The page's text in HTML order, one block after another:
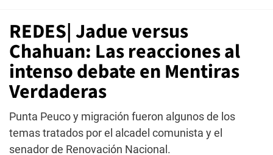
REDES| Jadue versus
Chahuan: Las reacciones al
intenso debate en Mentiras
Verdaderas
Punta Peuco y migración fueron algunos de los
temas tratados por el alcadel comunista y el
senador de Renovación Nacional.